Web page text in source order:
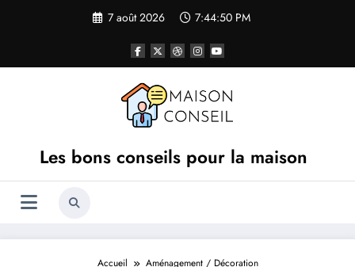
7 août 2026 7:44:50 PM
Les bons conseils pour la maison
Accueil
Aménagement / Décoration